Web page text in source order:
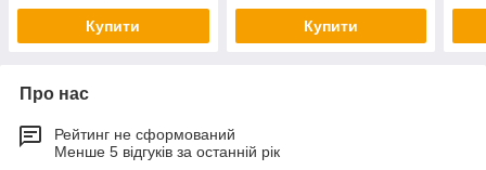
Купити Купити
Про нас
Рейтинг не сформований
Менше 5 відгуків за останній рік